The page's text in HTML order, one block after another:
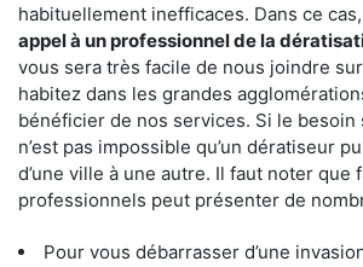
habituellement inefficaces. Dans ce cas,
appel à un professionnel de la
vous sera très facile de nous joindre
habitez dans les grandes
bénéficier de nos services. Si le besoin
n’est pas impossible qu’un dératiseur
d’une ville à une autre. Il faut noter que
professionnels peut présenter de
Pour vous débarrasser d’une